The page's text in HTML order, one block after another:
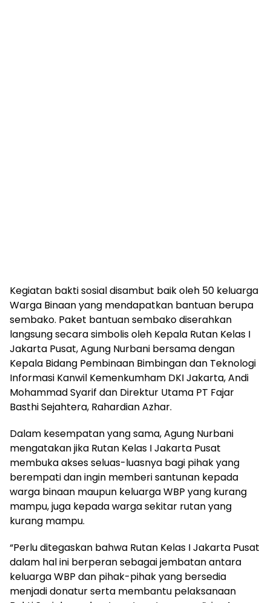
Kegiatan bakti sosial disambut baik oleh 50 keluarga
Warga Binaan yang mendapatkan bantuan berupa
sembako. Paket bantuan sembako diserahkan
langsung secara simbolis oleh Kepala Rutan Kelas I
Jakarta Pusat, Agung Nurbani bersama dengan
Kepala Bidang Pembinaan Bimbingan dan Teknologi
Informasi Kanwil Kemenkumham DKI Jakarta, Andi
Mohammad Syarif dan Direktur Utama PT Fajar
Basthi Sejahtera, Rahardian Azhar.
Dalam kesempatan yang sama, Agung Nurbani
mengatakan jika Rutan Kelas I Jakarta Pusat
membuka akses seluas-luasnya bagi pihak yang
berempati dan ingin memberi santunan kepada
warga binaan maupun keluarga WBP yang kurang
mampu, juga kepada warga sekitar rutan yang
kurang mampu.
“Perlu ditegaskan bahwa Rutan Kelas I Jakarta Pusat
dalam hal ini berperan sebagai jembatan antara
keluarga WBP dan pihak-pihak yang bersedia
menjadi donatur serta membantu pelaksanaan